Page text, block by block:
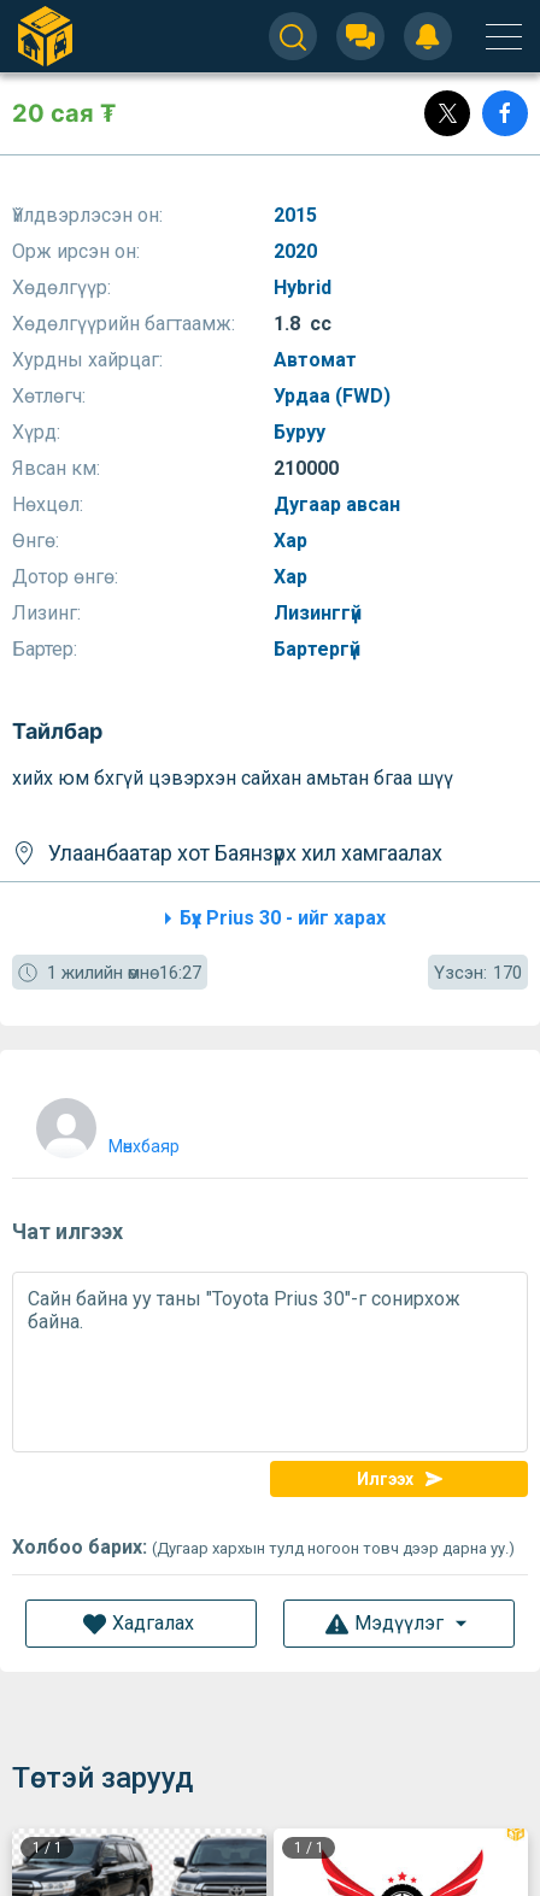
20 сая ₮
Үйлдвэрлэсэн он:
2015
Орж ирсэн он:
2020
Хөдөлгүүр:
Hybrid
Хөдөлгүүрийн багтаамж:
1.8 сс
Хурдны хайрцаг:
Автомат
Хөтлөгч:
Урдаа (FWD)
Хүрд:
Буруу
Явсан км:
210000
Нөхцөл:
Дугаар авсан
Өнгө:
Хар
Дотор өнгө:
Хар
Лизинг:
Лизинггүй
Бартер:
Бартергүй
Тайлбар
хийх юм бхгүй цэвэрхэн сайхан амьтан бгаа шүү
Улаанбаатар хот Баянзүрххил хамгаалах
Бүх Prius 30 - ийг харах
1 жилийн өмнө 16:27 Үзсэн: 170
Мөнхбаяр
Чат илгээх
Илгээх
Холбоо барих: (Дугаар хархын тулд ногоон товч дээр дарна уу.)
Хадгалах Мэдүүлэг
Төстэй зарууд
1/ 1 1 / 1